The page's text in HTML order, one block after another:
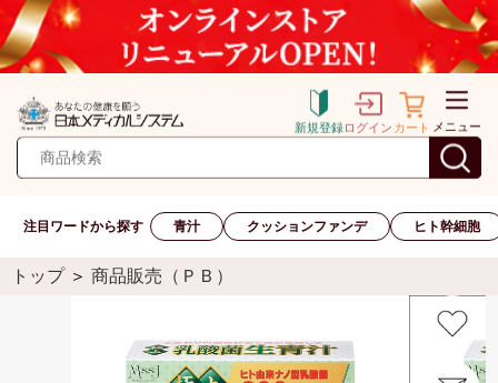
新規登録ログイン カート メニュー
注目ワードから探す 青汁 クッションファンデ ヒト幹細胞
トップ ＞ 商品販売（ＰＢ）